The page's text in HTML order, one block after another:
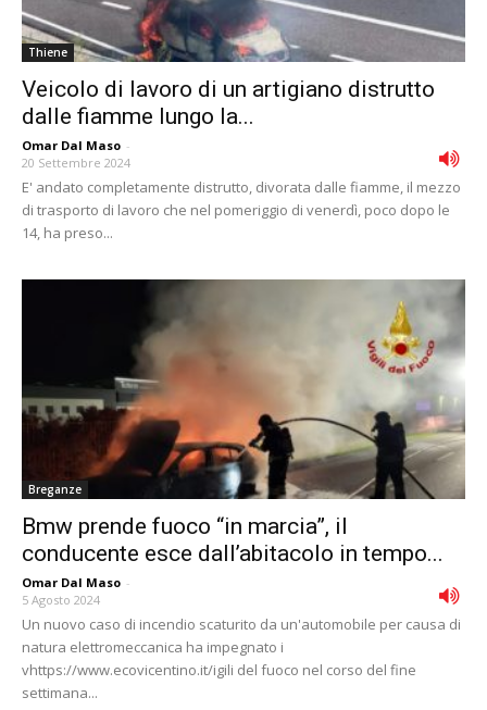
Thiene
Veicolo di lavoro di un artigiano distrutto
dalle fiamme lungo la...
Omar Dal Maso -
20 Settembre 2024
E' andato completamente distrutto, divorata dalle fiamme, il mezzo
di trasporto di lavoro che nel pomeriggio di venerdì, poco dopo le
14, ha preso...
Breganze
Bmw prende fuoco “in marcia”, il
conducente esce dall’abitacolo in tempo...
Omar Dal Maso -
5 Agosto 2024
Un nuovo caso di incendio scaturito da un'automobile per causa di
natura elettromeccanica ha impegnato i
vhttps://www.ecovicentino.it/igili del fuoco nel corso del fine
settimana...